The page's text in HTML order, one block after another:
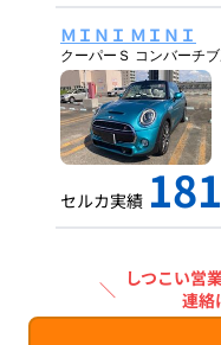
ＭＩＮＩ ＭＩＮＩ
クーパーＳ コンバーチ
セルカ実績
＼ しつこい営
連絡